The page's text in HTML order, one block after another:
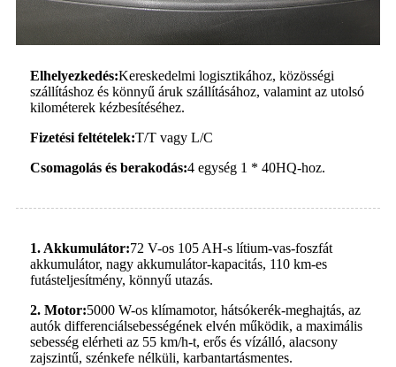
Elhelyezkedés:Kereskedelmi logisztikához, közösségi
szállításhoz és könnyű áruk szállításához, valamint az utolsó
kilométerek kézbesítéséhez.
Fizetési feltételek:T/T vagy L/C
Csomagolás és berakodás:4 egység 1 * 40HQ-hoz.
1. Akkumulátor:72 V-os 105 AH-s lítium-vas-foszfát
akkumulátor, nagy akkumulátor-kapacitás, 110 km-es
futásteljesítmény, könnyű utazás.
2. Motor:5000 W-os klímamotor, hátsókerék-meghajtás, az
autók differenciálsebességének elvén működik, a maximális
sebesség elérheti az 55 km/h-t, erős és vízálló, alacsony
zajszintű, szénkefe nélküli, karbantartásmentes.